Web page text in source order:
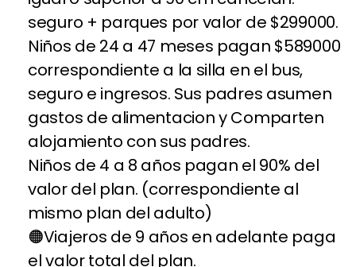
seguro + parques por valor de $299000.
Niños de 24 a 47 meses pagan $589000
correspondiente a la silla en el bus,
seguro e ingresos. Sus padres asumen
gastos de alimentacion y Comparten
alojamiento con sus padres.
Niños de 4 a 8 años pagan el 90% del
valor del plan. (correspondiente al
mismo plan del adulto)
Viajeros de 9 años en adelante paga
el valor total del plan.